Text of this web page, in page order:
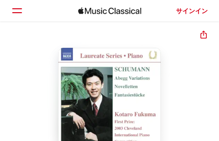
サインイン
見つける